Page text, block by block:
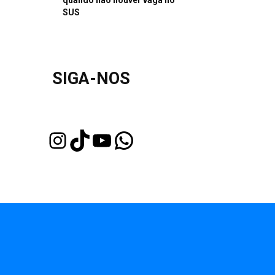
SUS
SIGA-NOS
InstagramTikTok Youtube WhatsApp